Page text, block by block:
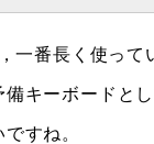
番長く使って
キーボードと
すね。